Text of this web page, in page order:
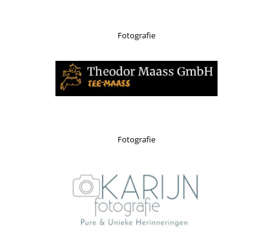
Fotografie
Fotografie